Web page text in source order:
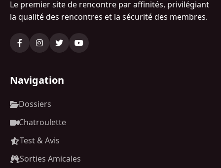
Le premier site de rencontre par affinités, privilégiant
la qualité des rencontres et la sécurité des membres.
Navigation
Dossiers
Chatroulette
Test & Avis
Sorties Amicales